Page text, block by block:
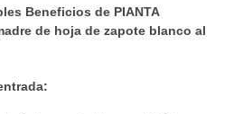
Beneficios de PIANTA
de hoja de zapote blanco al